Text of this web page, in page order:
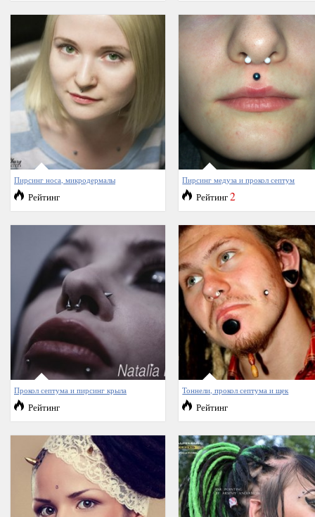
Пирсинг носа, микродермалы
Рейтинг
Пирсинг медуза и прокол септум
Рейтинг2
Прокол септума и пирсинг крыла
Рейтинг
Тоннели, прокол септума и щек
Рейтинг